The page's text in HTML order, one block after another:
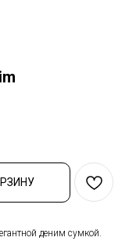
деним сумкой.